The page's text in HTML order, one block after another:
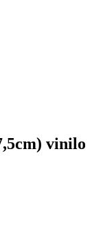
vinilo